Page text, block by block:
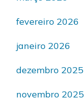
fevereiro 2026
janeiro 2026
dezembro 2025
novembro 2025